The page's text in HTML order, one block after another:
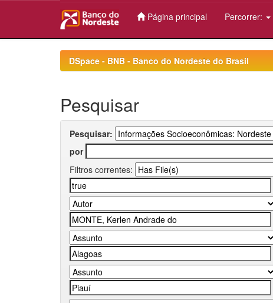
Página principal Percorrer:
DSpace - BNB - Banco do Nordeste do Brasil
Pesquisar
Pesquisar:
por
Filtros correntes: